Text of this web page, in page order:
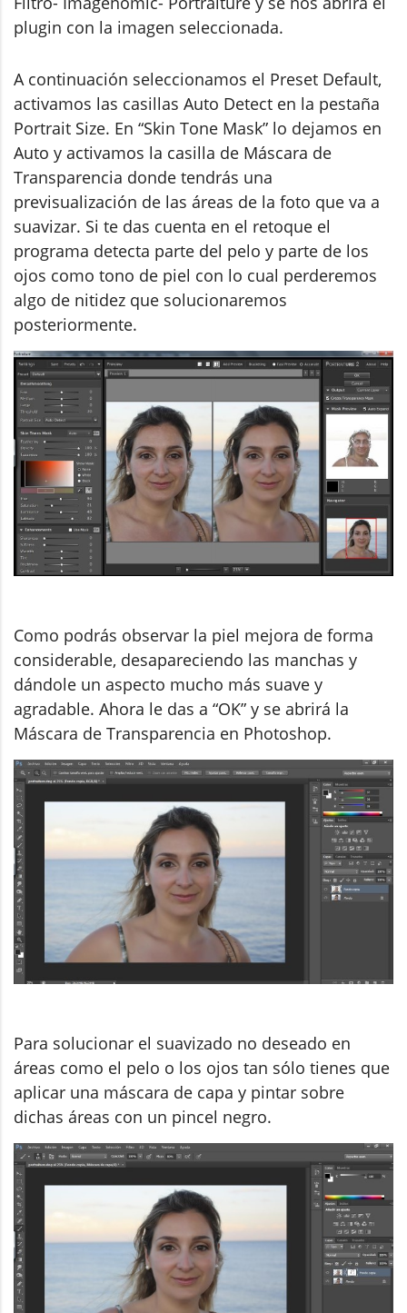
plugin con la imagen seleccionada.
A continuación seleccionamos el Preset Default,
activamos las casillas Auto Detect en la pestaña
Portrait Size. En “Skin Tone Mask” lo dejamos en
Auto y activamos la casilla de Máscara de
Transparencia donde tendrás una
previsualización de las áreas de la foto que va a
suavizar. Si te das cuenta en el retoque el
programa detecta parte del pelo y parte de los
ojos como tono de piel con lo cual perderemos
algo de nitidez que solucionaremos
posteriormente.
Como podrás observar la piel mejora de forma
considerable, desapareciendo las manchas y
dándole un aspecto mucho más suave y
agradable. Ahora le das a “OK” y se abrirá la
Máscara de Transparencia en Photoshop.
Para solucionar el suavizado no deseado en
áreas como el pelo o los ojos tan sólo tienes que
aplicar una máscara de capa y pintar sobre
dichas áreas con un pincel negro.